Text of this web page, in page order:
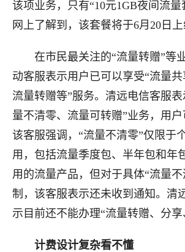
该项业务，只有“10元1GB夜间流量
网上了解到，该套餐将于6月20日上
在市民最关注的“流量转赠”等
动客服表示用户已可以享受“流量共
流量转赠等”服务。清远电信客服
量不清零、流量可转赠”业务，用
该客服强调，“流量不清零”仅限于
用，包括流量季度包、半年包和年
用的流量产品，但对于具体“流量
制，该客服表示还未收到通知。清
示目前还不能办理“流量转赠、分享
计费设计复杂看不懂